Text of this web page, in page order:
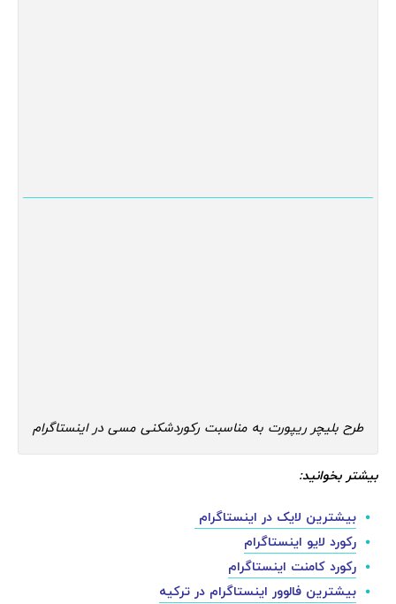
طرح بلیچر ریپورت به مناسبت رکوردشکنی مسی در اینستاگرام
بیشتر بخوانید:
بیشترین لایک در اینستاگرام
رکورد لایو اینستاگرام
رکورد کامنت اینستاگرام
بیشترین فالوور اینستاگرام در ترکیه